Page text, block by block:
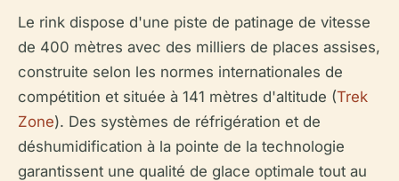
Le rink dispose d'une piste de patinage de vitesse
de 400 mètres avec des milliers de places assises,
construite selon les normes internationales de
compétition et située à 141 mètres d'altitude (Trek
Zone). Des systèmes de réfrigération et de
déshumidification à la pointe de la technologie
garantissent une qualité de glace optimale tout au